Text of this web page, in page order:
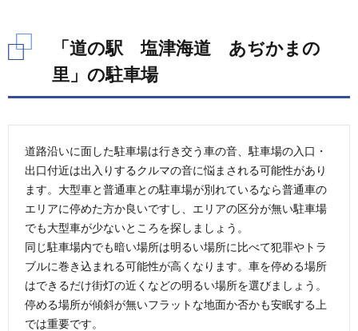
の
駅
里」
のレ
スト
ラン
6.
「道
の
駅
海
道
あぢ
「道の駅 塩津海道 あぢかまの
里」の駐車場
道路沿いに面した駐車場は行き交う車の音、駐車場の入口・
出口付近は出入りするクルマの音に悩まされる可能性があり
ます。大型車と普通車との駐車場が別れているなら普通車の
エリアに停めた方か良いですし、エリアの区分が無い駐車場
でも大型車が少ないところを探しましょう。
同じ駐車場内でも暗い場所は明るい場所に比べて犯罪やトラ
ブルに巻き込まれる可能性が高くなります。車を停める場所
はできるだけ街灯の近くなどの明るい場所を選びましょう。
停める場所が傾斜が無いフラットな地面か否かも安眠する上
では重要です。